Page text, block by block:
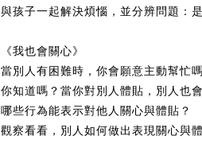
與孩子一起解決煩惱，並分辨問題：
《我也會關心》
當別人有困難時，你會願意主動幫忙
你知道嗎？當你對別人體貼，別人也
哪些行為能表示對他人關心與體貼？
觀察看看，別人如何做出表現關心與體